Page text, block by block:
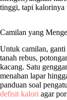
tinggi, tapi kalorinya
Camilan yang
Untuk camilan,
tanah rebus,
kacang. Satu
menahan lapar
panduan soal
defisit kalori agar